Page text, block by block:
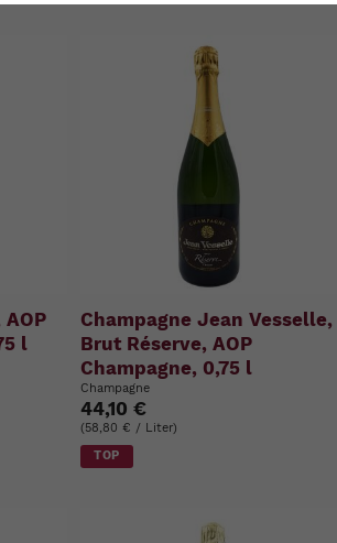
l
Champagne Jean Vesselle,
Brut Réserve, AOP
Champagne, 0,75 l
Champagne
44,10 €
(58,80 € / Liter)
TOP